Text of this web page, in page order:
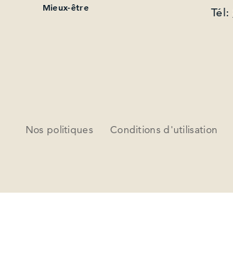
Mieux-être
Tél:
Nos politiques Conditions d'utilisation